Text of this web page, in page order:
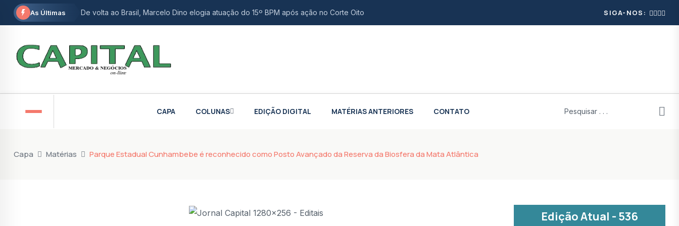
As Últimas De volta ao Brasil, Marcelo Dino elogia atuação do 15º BPM após ação no Corte Oito
Maricá realiza plantão tira-dúvidas para orientar profissionais sobre editais do audiovisual
Estado do Rio pede falência do Grupo Manguinhos por rombo de R$ 25,7 bilhões
CNJ aplica punição e afasta ex-juíza da Lava Jato Gabriela Hardt por dois anos
Maricá registra menor índice de letalidade violenta dos últimos 23 anos
Prouni 2026 divulga resultado de nova chamada para o 2º semestre
Rio de janeiro bate recorde histórico na abertura de empresas no mês de julho
SIGA-NOS:
CAPA COLUNAS EDIÇÃO DIGITAL MATÉRIAS ANTERIORES CONTATO
Capa Matérias Parque Estadual Cunhambebe é reconhecido como Posto Avançado da Reserva da Biosfera da Mata Atlântica
Edição Atual - 536